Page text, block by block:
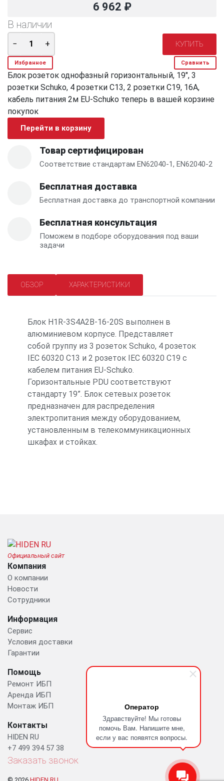
Оператор
Здравствуйте! Мы готовы
помочь Вам. Напишите мне,
если у вас появятся вопросы.
6 962 ₽
В наличии
Избранное Сравнить
Блок розеток однофазный горизонтальный, 19", 3
розетки Schuko, 4 розетки C13, 2 розетки C19, 16A,
кабель питания 2м EU-Schuko теперь в вашей корзине
покупок
Перейти в корзину
Товар сертифицирован
Соответствие стандартам EN62040-1, EN62040-2
Бесплатная доставка
Бесплатная доставка до транспортной компании
Бесплатная консультация
Поможем в подборе оборудования под ваши
задачи
ОБЗОР ХАРАКТЕРИСТИКИ
Блок H1R-3S4A2B-16-20S выполнен в
алюминиевом корпусе. Представляет
собой группу из 3 розеток Schuko, 4 розеток
IEC 60320 C13 и 2 розеток IEC 60320 C19 с
кабелем питания EU-Schuko.
Горизонтальные PDU соответствуют
стандарту 19”. Блок сетевых розеток
предназначен для распределения
электропитания между оборудованием,
установленным в телекоммуникационных
шкафах и стойках.
Официальный сайт
Компания
О компании
Новости
Сотрудники
Информация
Сервис
Условия доставки
Гарантии
Помощь
Ремонт ИБП
Аренда ИБП
Монтаж ИБП
Контакты
HIDEN RU
+7 499 394 57 38
Заказать звонок